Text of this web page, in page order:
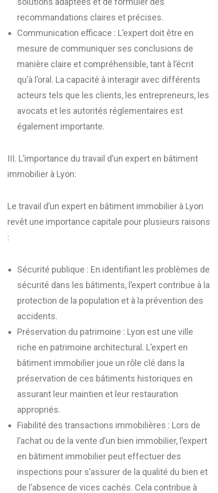
recommandations claires et précises.
Communication efficace : L’expert doit être en
mesure de communiquer ses conclusions de
manière claire et compréhensible, tant à l’écrit
qu’à l’oral. La capacité à interagir avec différents
acteurs tels que les clients, les entrepreneurs, les
avocats et les autorités réglementaires est
également importante.
III. L’importance du travail d’un expert en bâtiment
immobilier à Lyon:
Le travail d’un expert en bâtiment immobilier à Lyon
revêt une importance capitale pour plusieurs raisons
:
Sécurité publique : En identifiant les problèmes de
sécurité dans les bâtiments, l’expert contribue à la
protection de la population et à la prévention des
accidents.
Préservation du patrimoine : Lyon est une ville
riche en patrimoine architectural. L’expert en
bâtiment immobilier joue un rôle clé dans la
préservation de ces bâtiments historiques en
assurant leur maintien et leur restauration
appropriés.
Fiabilité des transactions immobilières : Lors de
l’achat ou de la vente d’un bien immobilier, l’expert
en bâtiment immobilier peut effectuer des
inspections pour s’assurer de la qualité du bien et
de l’absence de vices cachés. Cela contribue à